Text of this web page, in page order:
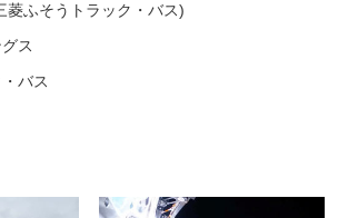
菱ふそうトラック・バス)
ス
バス